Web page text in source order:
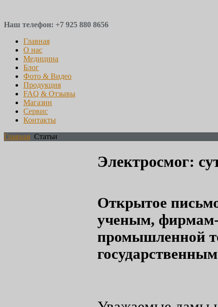
Наш телефон: +7 925 880 8656
Главная
О нас
Медицина
Блог
Фото & Видео
Продукция
FAQ & Отзывы
Магазин
Сервис
Контакты
Главная Статьи
Электросмог:
Открытое
ученым,
промышленной